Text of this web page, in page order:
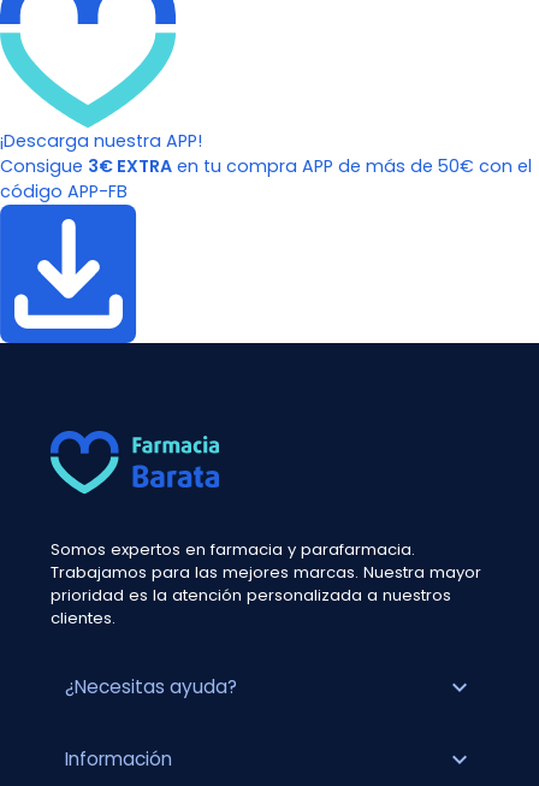
¡Descarga nuestra APP!
Consigue 3€ EXTRA en tu compra APP de más de 50€ con el
código APP-FB
Somos expertos en farmacia y parafarmacia.
Trabajamos para las mejores marcas. Nuestra mayor
prioridad es la atención personalizada a nuestros
clientes.
¿Necesitas ayuda? expand_more
Información expand_more